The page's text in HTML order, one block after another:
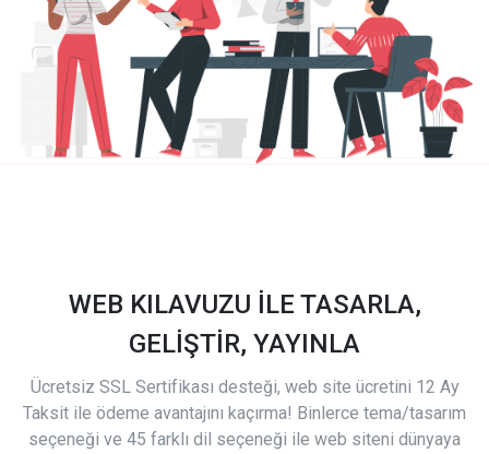
WEB KILAVUZU İLE TASARLA,
GELİŞTİR, YAYINLA
Ücretsiz SSL Sertifikası desteği, web site ücretini 12 Ay
Taksit ile ödeme avantajını kaçırma! Binlerce tema/tasarım
seçeneği ve 45 farklı dil seçeneği ile web siteni dünyaya